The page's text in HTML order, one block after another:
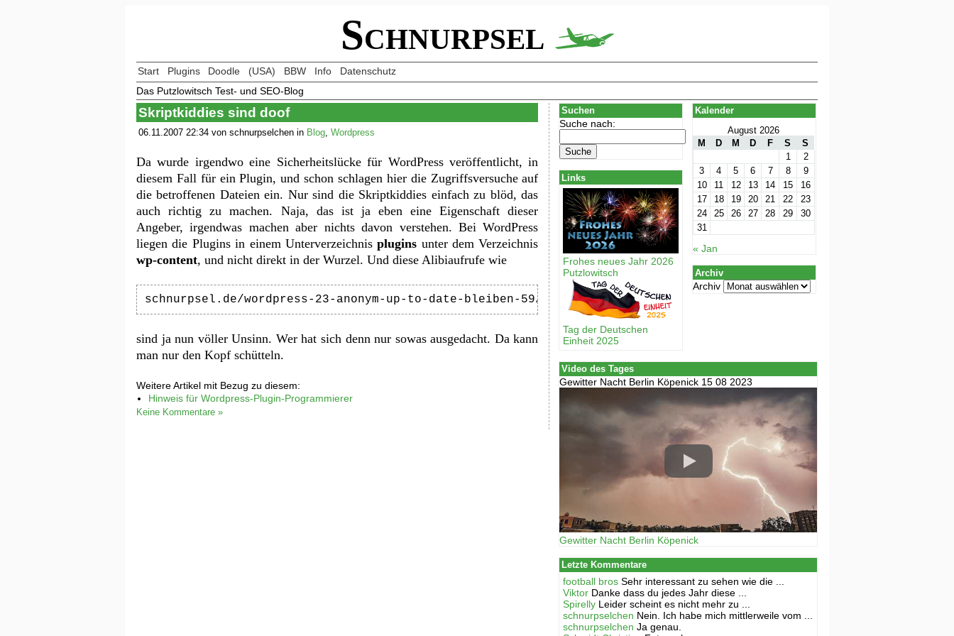
Schnurpsel
Start Plugins Doodle (USA) BBW Info
Datenschutz
Das Putzlowitsch Test- und SEO-Blog
Skriptkiddies sind doof
06.11.2007 22:34 von schnurpselchen in Blog, Wordpress
Da wurde irgendwo eine Sicherheitslücke für WordPress veröffentlicht, in
diesem Fall für ein Plugin, und schon schlagen hier die Zugriffsversuche auf
die betroffenen Dateien ein. Nur sind die Skriptkiddies einfach zu blöd, das
auch richtig zu machen. Naja, das ist ja eben eine Eigenschaft dieser
Angeber, irgendwas machen aber nichts davon verstehen. Bei WordPress
liegen die Plugins in einem Unterverzeichnisplugins unter dem Verzeichnis
wp-content, und nicht direkt in der Wurzel. Und diese Alibiaufrufe wie
schnurpsel.de/wordpress-23-anonym-up-to-date-bleiben-59/plugins/BackUp/Archive/Predicate.php
sind ja nun völler Unsinn. Wer hat sich denn nur sowas ausgedacht. Da kann
man nur den Kopf schütteln.
Weitere Artikel mit Bezug zu diesem:
Hinweis für Wordpress-Plugin-Programmierer
Keine Kommentare »
Suchen
Suche nach:
Links
Frohes neues Jahr 2026
Putzlowitsch
Tag der Deutschen
Einheit 2025
Kalender
August 2026
M
D M D F S
S
1
2
3
4 5 6 7 8
9
10
11 12 13 14 15
16
17
18 19 20 21 22
23
24
25 26 27 28 29
30
31
« Jan
Archiv
Archiv
Video des Tages
Gewitter Nacht Berlin Köpenick 15 08 2023
Gewitter Nacht Berlin Köpenick
Letzte Kommentare
football bros Sehr interessant zu sehen wie die ...
Viktor Danke dass du jedes Jahr diese ...
Spirelly Leider scheint es nicht mehr zu ...
schnurpselchen Nein. Ich habe mich mittlerweile vom ...
schnurpselchen Ja genau.